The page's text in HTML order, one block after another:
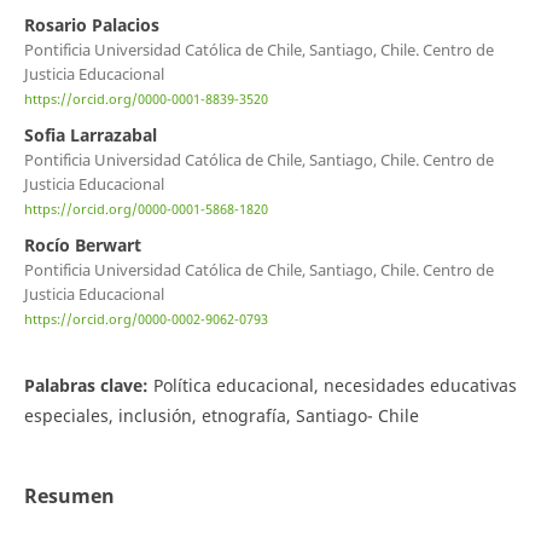
Rosario Palacios
Pontificia Universidad Católica de Chile, Santiago, Chile. Centro de
Justicia Educacional
https://orcid.org/0000-0001-8839-3520
Sofia Larrazabal
Pontificia Universidad Católica de Chile, Santiago, Chile. Centro de
Justicia Educacional
https://orcid.org/0000-0001-5868-1820
Rocío Berwart
Pontificia Universidad Católica de Chile, Santiago, Chile. Centro de
Justicia Educacional
https://orcid.org/0000-0002-9062-0793
Palabras clave: Política educacional, necesidades educativas
especiales, inclusión, etnografía, Santiago- Chile
Resumen